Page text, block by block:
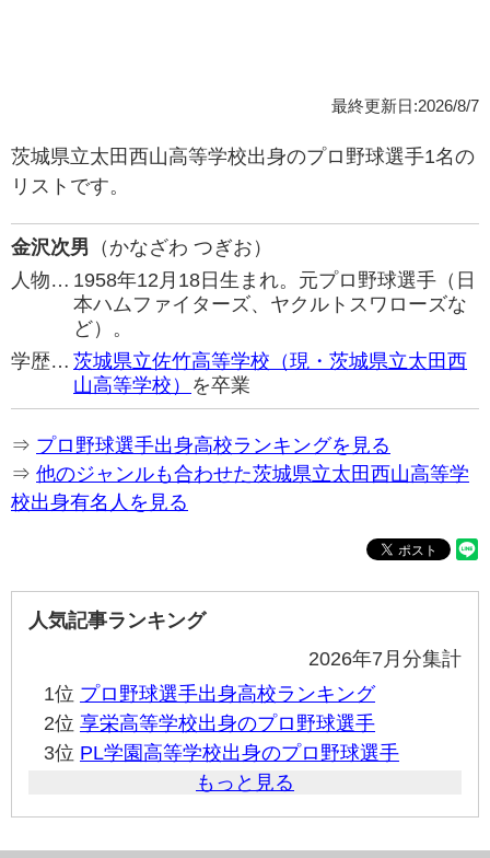
最終更新日:2026/8/7
茨城県立太田西山高等学校出身のプロ野球選手1名の
リストです。
金沢次男 （かなざわ つぎお）
人物… 1958年12月18日生まれ。元プロ野球選手（日
本ハムファイターズ、ヤクルトスワローズな
ど）。
学歴… 茨城県立佐竹高等学校（現・茨城県立太田西
山高等学校） を卒業
⇒ プロ野球選手出身高校ランキングを見る
⇒ 他のジャンルも合わせた茨城県立太田西山高等学
校出身有名人を見る
人気記事ランキング
2026年7月分集計
1位 プロ野球選手出身高校ランキング
2位 享栄高等学校出身のプロ野球選手
3位 PL学園高等学校出身のプロ野球選手
もっと見る